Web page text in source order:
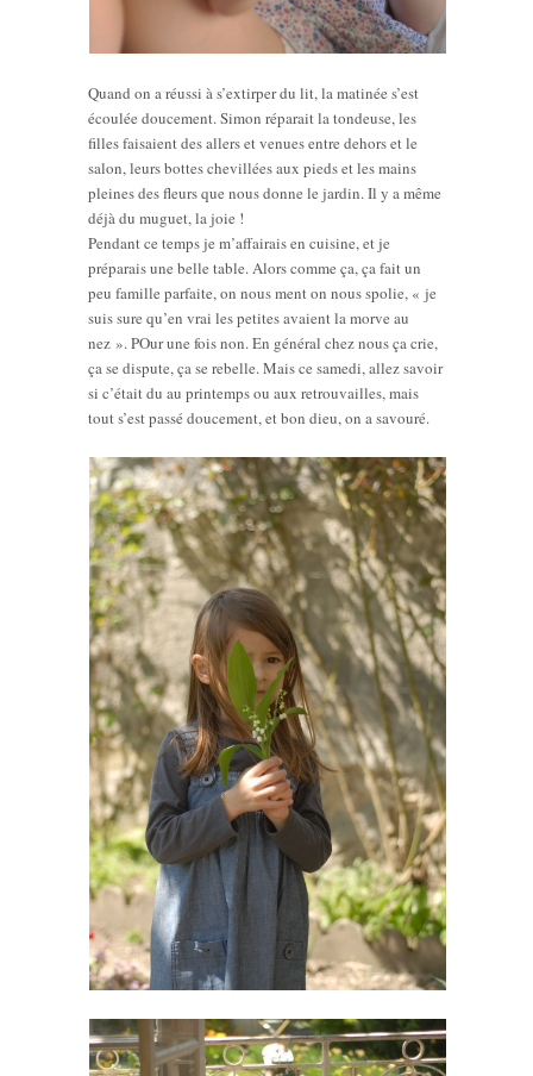
Quand on a réussi à s’extirper du lit, la matinée s’est
écoulée doucement. Simon réparait la tondeuse, les
filles faisaient des allers et venues entre dehors et le
salon, leurs bottes chevillées aux pieds et les mains
pleines des fleurs que nous donne le jardin. Il y a même
déjà du muguet, la joie !
Pendant ce temps je m’affairais en cuisine, et je
préparais une belle table. Alors comme ça, ça fait un
peu famille parfaite, on nous ment on nous spolie, « je
suis sure qu’en vrai les petites avaient la morve au
nez ». POur une fois non. En général chez nous ça crie,
ça se dispute, ça se rebelle. Mais ce samedi, allez savoir
si c’était du au printemps ou aux retrouvailles, mais
tout s’est passé doucement, et bon dieu, on a savouré.